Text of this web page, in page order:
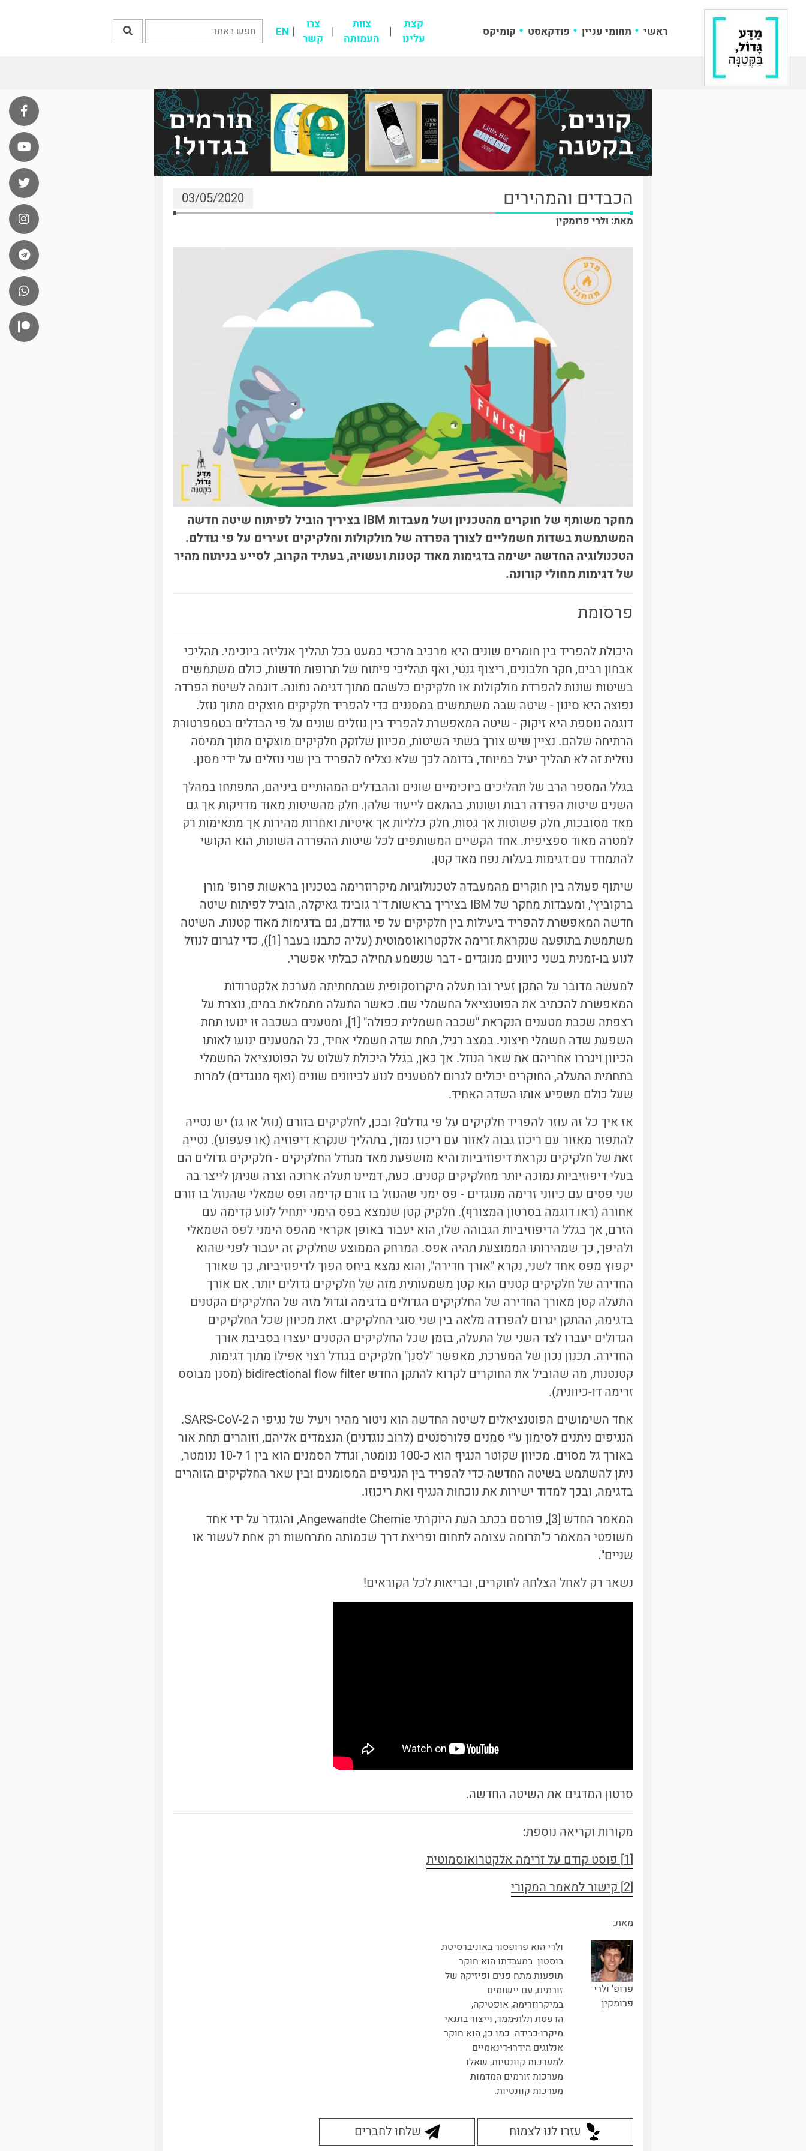
ראשי תחומי עניין פודקאסט קומיקס
קצת
עלינו
צוות
העמותה
צרו
קשר
EN
הכבדים והמהירים 03/05/2020
מאת: ולרי פרומקין
מחקר משותף של חוקרים מהטכניון ושל מעבדות IBM בציריך הוביל לפיתוח שיטה חדשה
המשתמשת בשדות חשמליים לצורך הפרדה של מולקולות וחלקיקים זעירים על פי גודלם.
הטכנולוגיה החדשה ישימה בדגימות מאוד קטנות ועשויה, בעתיד הקרוב, לסייע בניתוח מהיר
של דגימות מחולי קורונה.
פרסומת
היכולת להפריד בין חומרים שונים היא מרכיב מרכזי כמעט בכל תהליך אנליזה ביוכימי. תהליכי
אבחון רבים, חקר חלבונים, ריצוף גנטי, ואף תהליכי פיתוח של תרופות חדשות, כולם משתמשים
בשיטות שונות להפרדת מולקולות או חלקיקים כלשהם מתוך דגימה נתונה. דוגמה לשיטת הפרדה
נפוצה היא סינון - שיטה שבה משתמשים במסננים כדי להפריד חלקיקים מוצקים מתוך נוזל.
דוגמה נוספת היא זיקוק - שיטה המאפשרת להפריד בין נוזלים שונים על פי הבדלים בטמפרטורת
הרתיחה שלהם. נציין שיש צורך בשתי השיטות, מכיוון שלזקק חלקיקים מוצקים מתוך תמיסה
נוזלית זה לא תהליך יעיל במיוחד, בדומה לכך שלא נצליח להפריד בין שני נוזלים על ידי מסנן.
בגלל המספר הרב של תהליכים ביוכימיים שונים וההבדלים המהותיים ביניהם, התפתחו במהלך
השנים שיטות הפרדה רבות ושונות, בהתאם לייעוד שלהן. חלק מהשיטות מאוד מדויקות אך גם
מאד מסובכות, חלק פשוטות אך גסות, חלק כלליות אך איטיות ואחרות מהירות אך מתאימות רק
למטרה מאוד ספציפית. אחד הקשיים המשותפים לכל שיטות ההפרדה השונות, הוא הקושי
להתמודד עם דגימות בעלות נפח מאד קטן.
שיתוף פעולה בין חוקרים מהמעבדה לטכנולוגיות מיקרוזרימה בטכניון בראשות פרופ' מורן
ברקוביץ', ומעבדות מחקר של IBM בציריך בראשות ד"ר גובינד גאיקלה, הוביל לפיתוח שיטה
חדשה המאפשרת להפריד ביעילות בין חלקיקים על פי גודלם, גם בדגימות מאוד קטנות. השיטה
משתמשת בתופעה שנקראת זרימה אלקטרואוסמוטית (עליה כתבנו בעבר [1]), כדי לגרום לנוזל
לנוע בו-זמנית בשני כיוונים מנוגדים - דבר שנשמע תחילה כבלתי אפשרי.
למעשה מדובר על התקן זעיר ובו תעלה מיקרוסקופית שבתחתיתה מערכת אלקטרודות
המאפשרת להכתיב את הפוטנציאל החשמלי שם. כאשר התעלה מתמלאת במים, נוצרת על
רצפתה שכבת מטענים הנקראת "שכבה חשמלית כפולה" [1], ומטענים בשכבה זו ינועו תחת
השפעת שדה חשמלי חיצוני. במצב רגיל, תחת שדה חשמלי אחיד, כל המטענים ינועו לאותו
הכיוון ויגררו אחריהם את שאר הנוזל. אך כאן, בגלל היכולת לשלוט על הפוטנציאל החשמלי
בתחתית התעלה, החוקרים יכולים לגרום למטענים לנוע לכיוונים שונים (ואף מנוגדים) למרות
שעל כולם משפיע אותו השדה האחיד.
אז איך כל זה עוזר להפריד חלקיקים על פי גודלם? ובכן, לחלקיקים בזורם (נוזל או גז) יש נטייה
להתפזר מאזור עם ריכוז גבוה לאזור עם ריכוז נמוך, בתהליך שנקרא דיפוזיה (או פעפוע). נטייה
זאת של חלקיקים נקראת דיפוזיביות והיא מושפעת מאד מגודל החלקיקים - חלקיקים גדולים הם
בעלי דיפוזיביות נמוכה יותר מחלקיקים קטנים. כעת, דמיינו תעלה ארוכה וצרה שניתן לייצר בה
שני פסים עם כיווני זרימה מנוגדים - פס ימני שהנוזל בו זורם קדימה ופס שמאלי שהנוזל בו זורם
אחורה (ראו דוגמה בסרטון המצורף). חלקיק קטן שנמצא בפס הימני יתחיל לנוע קדימה עם
הזרם, אך בגלל הדיפוזיביות הגבוהה שלו, הוא יעבור באופן אקראי מהפס הימני לפס השמאלי
ולהיפך, כך שמהירותו הממוצעת תהיה אפס. המרחק הממוצע שחלקיק זה יעבור לפני שהוא
יקפוץ מפס אחד לשני, נקרא "אורך חדירה", והוא נמצא ביחס הפוך לדיפוזיביות, כך שאורך
החדירה של חלקיקים קטנים הוא קטן משמעותית מזה של חלקיקים גדולים יותר. אם אורך
התעלה קטן מאורך החדירה של החלקיקים הגדולים בדגימה וגדול מזה של החלקיקים הקטנים
בדגימה, ההתקן יגרום להפרדה מלאה בין שני סוגי החלקיקים. זאת מכיוון שכל החלקיקים
הגדולים יעברו לצד השני של התעלה, בזמן שכל החלקיקים הקטנים יעצרו בסביבת אורך
החדירה. תכנון נכון של המערכת, מאפשר "לסנן" חלקיקים בגודל רצוי אפילו מתוך דגימות
קטנטנות, מה שהוביל את החוקרים לקרוא להתקן החדש bidirectional flow filter (מסנן מבוסס
זרימה דו-כיוונית).
אחד השימושים הפוטנציאלים לשיטה החדשה הוא ניטור מהיר ויעיל של נגיפי ה SARS-CoV-2.
הנגיפים ניתנים לסימון ע"י סמנים פלורסנטים (לרוב נוגדנים) הנצמדים אליהם, וזוהרים תחת אור
באורך גל מסוים. מכיוון שקוטר הנגיף הוא כ-100 ננומטר, וגודל הסמנים הוא בין 1 ל-10 ננומטר,
ניתן להשתמש בשיטה החדשה כדי להפריד בין הנגיפים המסומנים ובין שאר החלקיקים הזוהרים
בדגימה, ובכך למדוד ישירות את נוכחות הנגיף ואת ריכוזו.
המאמר החדש [3], פורסם בכתב העת היוקרתי Angewandte Chemie, והוגדר על ידי אחד
משופטי המאמר כ"תרומה עצומה לתחום ופריצת דרך שכמותה מתרחשות רק אחת לעשור או
שניים".
נשאר רק לאחל הצלחה לחוקרים, ובריאות לכל הקוראים!
סרטון המדגים את השיטה החדשה.
מקורות וקריאה נוספת:
[1] פוסט קודם על זרימה אלקטרואוסמוטית
[2] קישור למאמר המקורי
מאת:
פרופ' ולרי
פרומקין
ולרי הוא פרופסור באוניברסיטת
בוסטון. במעבדתו הוא חוקר
תופעות מתח פנים ופיזיקה של
זורמים, עם יישומים
במיקרוזרימה, אופטיקה,
הדפסת תלת-ממד, וייצור בתנאי
מיקרו-כבידה. כמו כן, הוא חוקר
אנלוגים הידרו-דינאמיים
למערכות קוונטיות, שאלו
מערכות זורמים המדמות
מערכות קוונטיות.
עזרו לנו לצמוח שלחו לחברים